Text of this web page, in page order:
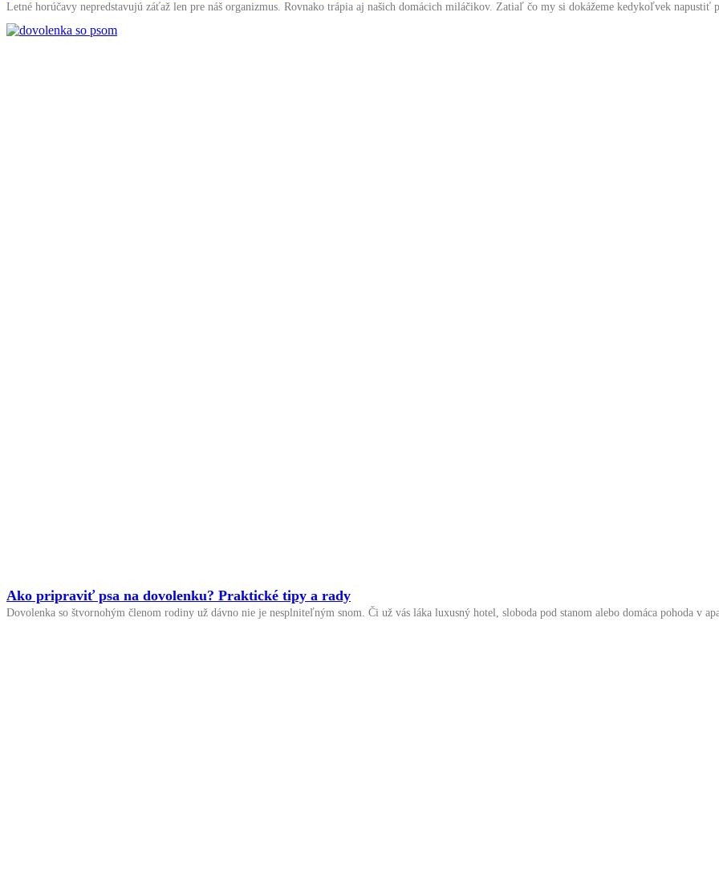
Letné horúčavy nepredstavujú záťaž len pre náš organizmus. Rovnako trápia aj našich domácich miláčikov. Zatiaľ čo my si dokážeme kedykoľvek napustiť
Ako pripraviť psa na dovolenku? Praktické tipy a rady
Dovolenka so štvornohým členom rodiny už dávno nie je nesplniteľným snom. Či už vás láka luxusný hotel, sloboda pod stanom alebo domáca pohoda v